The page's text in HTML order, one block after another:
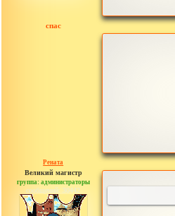
спас
Рената
Великий магистр
группа: администраторы
сообщений: 30442